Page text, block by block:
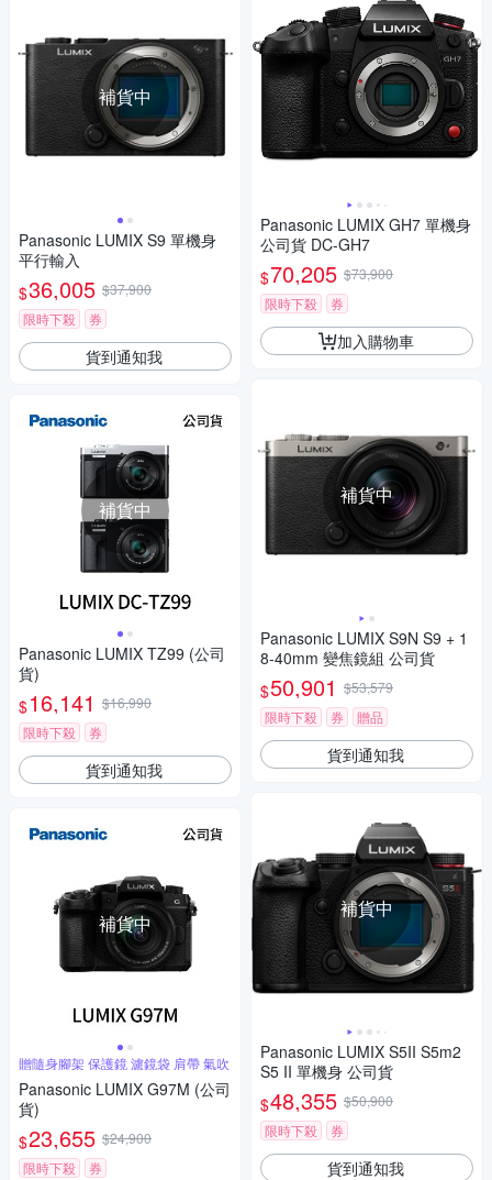
補貨中
Panasonic LUMIX S9 單機身
平行輸入
$36,005 $37,900
限時下殺
券
貨到通知我
補貨中
Panasonic LUMIX TZ99 (公司
貨)
$16,141 $16,990
限時下殺
券
貨到通知我
補貨中
贈隨身腳架 保護鏡 濾鏡袋 肩帶 氣吹
Panasonic LUMIX G97M (公司
貨)
$23,655 $24,900
限時下殺
券
Panasonic LUMIX GH7 單機身
公司貨 DC-GH7
$70,205 $73,900
限時下殺
券
加入購物車
補貨中
Panasonic LUMIX S9N S9 + 1
8-40mm 變焦鏡組 公司貨
$50,901 $53,579
限時下殺
券 贈品
貨到通知我
補貨中
Panasonic LUMIX S5II S5m2
S5 II 單機身 公司貨
$48,355 $50,900
限時下殺
券
貨到通知我